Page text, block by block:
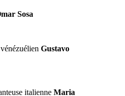
Sosa
Gustavo
italienne Maria